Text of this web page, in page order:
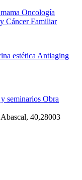
Oncología
Cáncer Familiar
estética Antiaging
seminarios Obra
40,28003